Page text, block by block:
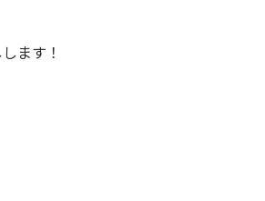
ます！